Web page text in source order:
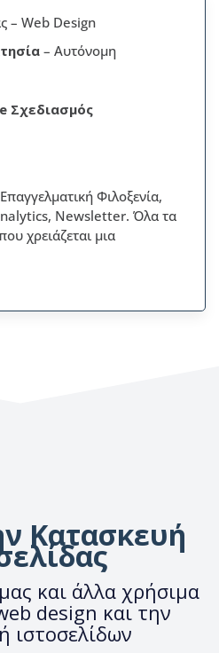
– Web Design
– Αυτόνομη
Σχεδιασμός
Φιλοξενία,
Newsletter. Όλα τα
χρειάζεται μια
Κατασκευή
και άλλα χρήσιμα
design και την
ιστοσελίδων